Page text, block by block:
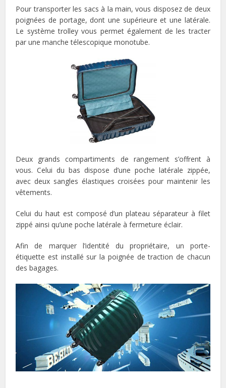
Pour transporter les sacs à la main, vous disposez de deux
poignées de portage, dont une supérieure et une latérale.
Le système trolley vous permet également de les tracter
par une manche télescopique monotube.
Deux grands compartiments de rangement s’offrent à
vous. Celui du bas dispose d’une poche latérale zippée,
avec deux sangles élastiques croisées pour maintenir les
vêtements.
Celui du haut est composé d’un plateau séparateur à filet
zippé ainsi qu’une poche latérale à fermeture éclair.
Afin de marquer l’identité du propriétaire, un porte-
étiquette est installé sur la poignée de traction de chacun
des bagages.